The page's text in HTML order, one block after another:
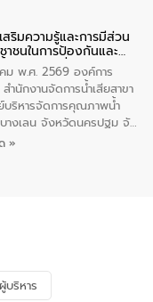
นจากโรงแรมต่างๆ ในเขต
าไวย์ ศูนย์บริหารจัดการ
าลตำบลราไวย์ นำโดยนาย
จัดการสำนักงานจัดการน้ำ
พร้อมด้วยเจ้าหน้าที่ จำนวน
กรรม ทำความสะอาด
ล่งท่องเที่ยว ณ บริเวณ
สริมความรู้และการมีส่วน
าชนในการป้องกันและ
เสียอย่างยั่งยืน
ม พ.ศ. 2569 องค์การ
ำนักงานจัดการน้ำเสียสาขา
ริหารจัดการคุณภาพน้ำ
างเลน จังหวัดนครปฐม จัด
ครงการส่งเสริมความรู้และ
ะสร้างจิตสำนึกในการ
ล้อม ในหัวข้อ “น้ำเสียชุมชน
เสียเบื้องต้น” โดยให้ความรู้
ละผลกระทบของน้ำเสีย
»
บริหาร